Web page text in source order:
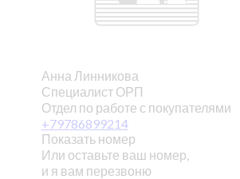
Анна Линникова
Специалист ОРП
Отдел по работе с покупателями
+79786899214
Показать номер
Или оставьте ваш номер,
и я вам перезвоню